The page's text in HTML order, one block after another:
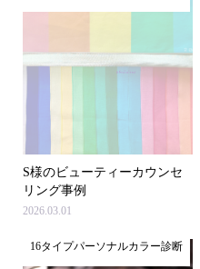
S様のビューティーカウンセ
リング事例
2026.03.01
16タイプパーソナルカラー診断